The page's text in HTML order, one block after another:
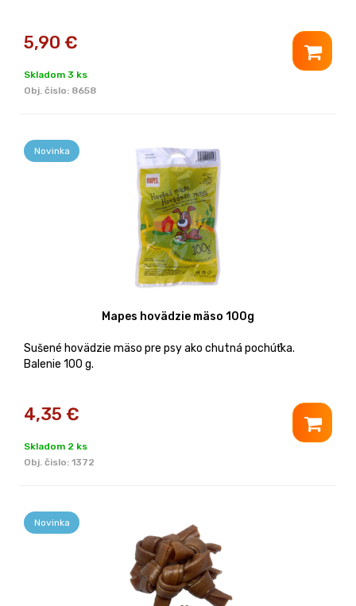
5,90 €
Skladom 3 ks
Obj. čislo: 8658
Novinka
Mapes hovädzie mäso 100g
Sušené hovädzie mäso pre psy ako chutná pochúťka.
Balenie 100 g.
4,35 €
Skladom 2 ks
Obj. čislo: 1372
Novinka